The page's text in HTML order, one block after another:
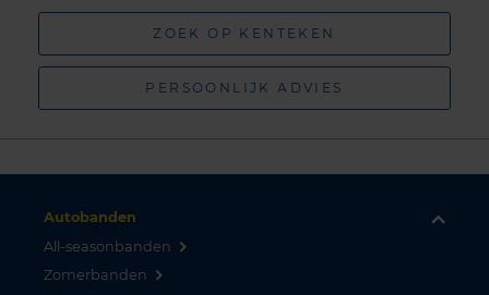
ZOEK OP KENTEKEN
PERSOONLIJK ADVIES
Autobanden
All-seasonbanden
Zomerbanden